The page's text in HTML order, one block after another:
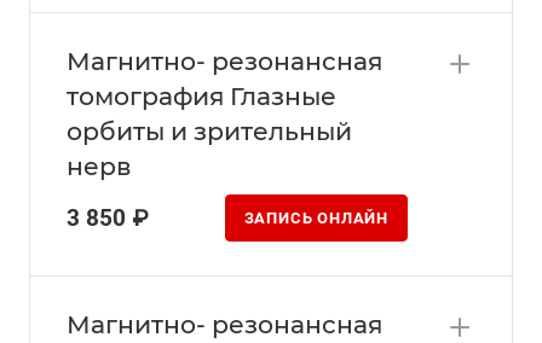
Магнитно- резонансная
томография Глазные
орбиты и зрительный
нерв
3 850 ₽ ЗАПИСЬ ОНЛАЙН
Магнитно- резонансная